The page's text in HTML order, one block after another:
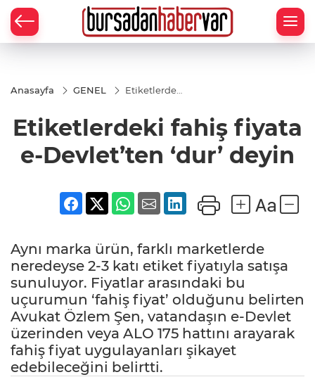
Anasayfa GENEL
Etiketlerdeki
‘dur’ deyin
Etiketlerdeki fahiş fiyata
e-Devlet’ten ‘dur’ deyin
Aynı marka ürün, farklı marketlerde
neredeyse 2-3 katı etiket fiyatıyla satışa
sunuluyor. Fiyatlar arasındaki bu
uçurumun ‘fahiş fiyat’ olduğunu belirten
Avukat Özlem Şen, vatandaşın e-Devlet
üzerinden veya ALO 175 hattını arayarak
fahiş fiyat uygulayanları şikayet
edebileceğini belirtti.